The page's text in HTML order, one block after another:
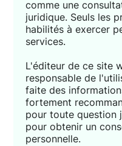
comme une
juridique. Seuls les
habilités à exercer
services.
L'éditeur de ce site
responsable de
faite des
fortement
pour toute question
pour obtenir un
personnelle.